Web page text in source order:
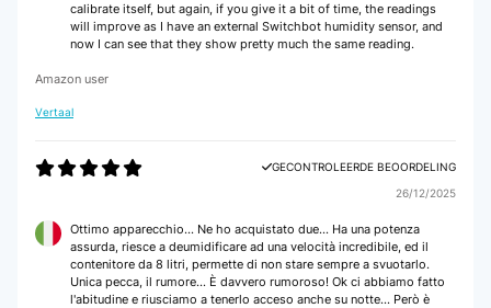
calibrate itself, but again, if you give it a bit of time, the readings
will improve as I have an external Switchbot humidity sensor, and
now I can see that they show pretty much the same reading.
Amazon user
Vertaal
GECONTROLEERDE BEOORDELING
26/12/2025
Ottimo apparecchio... Ne ho acquistato due... Ha una potenza
assurda, riesce a deumidificare ad una velocità incredibile, ed il
contenitore da 8 litri, permette di non stare sempre a svuotarlo.
Unica pecca, il rumore... È davvero rumoroso! Ok ci abbiamo fatto
l'abitudine e riusciamo a tenerlo acceso anche su notte... Però è